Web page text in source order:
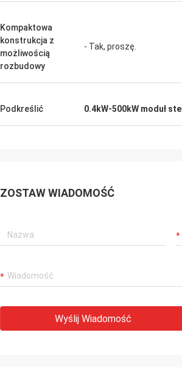
Kompaktowa
konstrukcja z
możliwością
rozbudowy
- Tak, proszę.
Podkreślić 0.4kW-500kW moduł
ZOSTAW WIADOMOŚĆ
Wyślij Wiadomość